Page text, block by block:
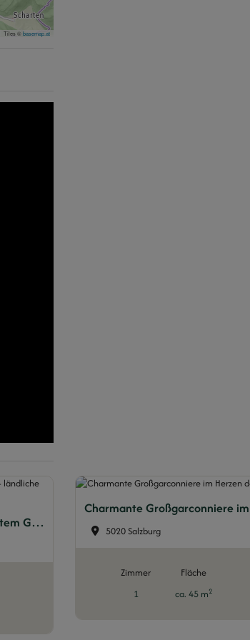
Tiles ©basemap.at
Einzigartige 4-Zimmer-Wohnung mit privatem Garten - ländliche Lage Großgmain
5020 Salzburg
Zimmer
1
Fläche
ca. 45 m2